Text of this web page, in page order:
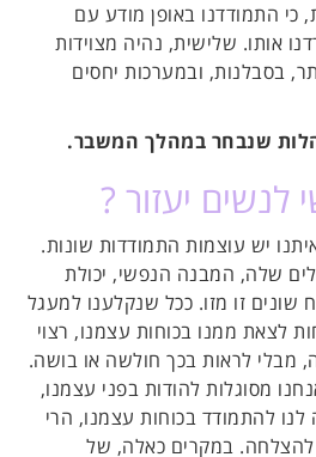
כי התמודדנו באופן מודע עם
אותו. שלישית, נהיה מצוידות
בסבלנות, ובמערכות יחסים
שנבחר במהלך המשבר.
לנשים יעזור ?
יש עוצמות התמודדות שונות.
שלה, המבנה הנפשי, יכולת
שונים זו מזו. ככל שנקלענו למעגל
לצאת ממנו בכוחות עצמנו, רצוי
מבלי לראות בכך חולשה או בושה.
מסוגלות להודות בפני עצמנו,
להתמודד בכוחות עצמנו, הרי
להצלחה. במקרים כאלה, של